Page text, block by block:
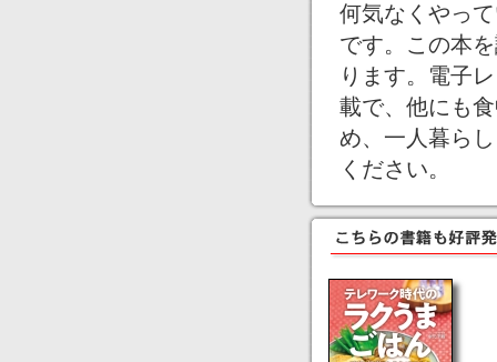
何気なくやっ
です。この本
ります。電子
載で、他にも
め、一人暮ら
ください。